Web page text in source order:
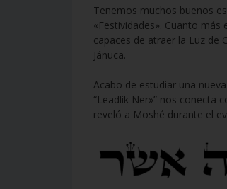
Tenemos muchos buenos
«Festividades». Cuanto
capaces de atraer la Luz de
Jánuca.
Acabo de estudiar una
“Leadlik Ner»” nos conecta
reveló a Moshé durante el